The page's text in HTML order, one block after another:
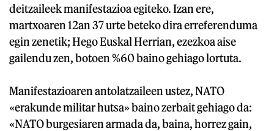
deitzaileek manifestazioa egiteko. Izan ere,
martxoaren 12an 37 urte beteko dira erreferenduma
egin zenetik; Hego Euskal Herrian, ezezkoa aise
gailendu zen, botoen %60 baino gehiago lortuta.
Manifestazioaren antolatzaileen ustez, NATO
«erakunde militar hutsa» baino zerbait gehiago da:
«NATO burgesiaren armada da, baina, horrez gain,